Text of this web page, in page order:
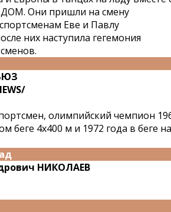
Они пришли на смену
Еве и Павлу
них наступила гегемония
олимпийский чемпион
беге 4x400 м и 1972 года в беге на
НИКОЛАЕВ